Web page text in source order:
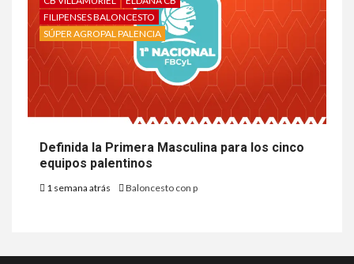
FILIPENSES BALONCESTO
SÚPER AGROPAL PALENCIA
Definida la Primera Masculina para los cinco
equipos palentinos
1 semana atrás Baloncesto con p